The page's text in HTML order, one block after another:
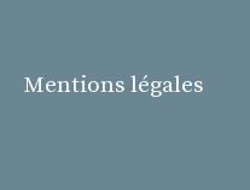
Mentions légales